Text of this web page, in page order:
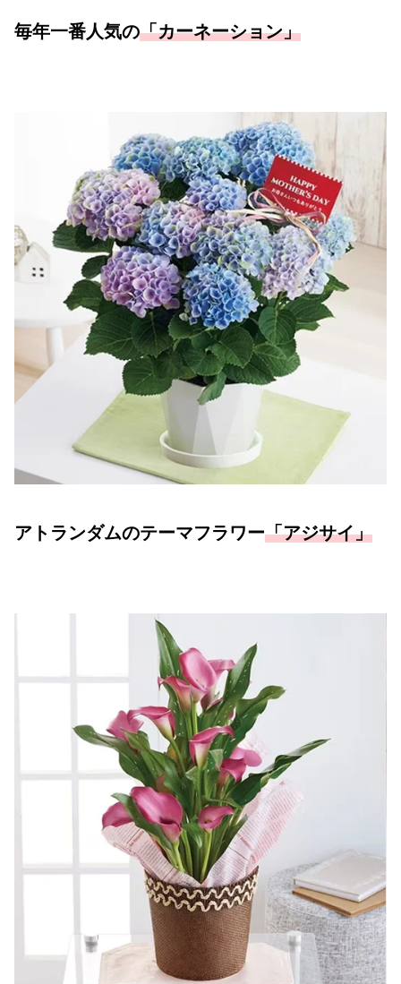
毎年一番人気の「カーネーション」
アトランダムのテーマフラワー「アジサイ」